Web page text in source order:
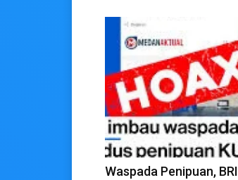
Waspada Penipuan, BRI